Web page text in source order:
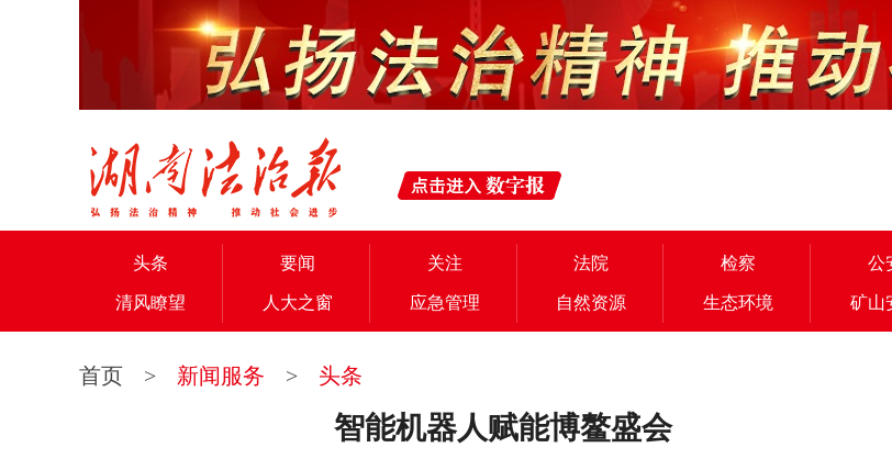
头条 要闻 关注 法院 检察 公
清风瞭望 人大之窗 应急管理 自然资源 生态环境 矿山
首页 > 新闻服务 > 头条
智能机器人赋能博鳌盛会